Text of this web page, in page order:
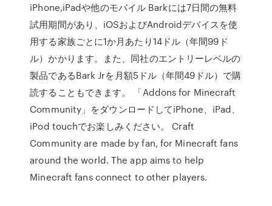
iPhone,iPadや他のモバイル Barkには7日間の無料
試用期間があり、iOSおよびAndroidデバイスを使
用する家族ごとに1か月あたり14ドル（年間99ド
ル）かかります。また、同社のエントリーレベルの
製品であるBark Jrを月額5ドル（年間49ドル）で購
読することもできます。 「Addons for Minecraft
Community」をダウンロードしてiPhone、iPad、
iPod touchでお楽しみください。 ‎Craft
Community are made by fan, for Minecraft fans
around the world. The app aims to help
Minecraft fans connect to other players.